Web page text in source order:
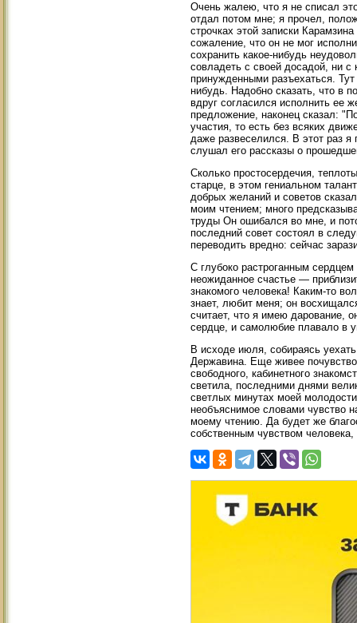
Очень жалею, что я не списал
отдал потом мне; я прочел,
строчках этой записки
сожаление, что он не мог
сохранить какое-нибудь
совладеть с своей досадой, ни с
принужденными разъехаться.
нибудь. Надобно сказать, что в
вдруг согласился исполнить ее
предложение, наконец сказал:
участия, то есть без всяких
даже развеселился. В этот раз
слушал его рассказы о
Сколько простосердечия,
старце, в этом гениальном
добрых желаний и советов
моим чтением; много
труды Он ошибался во мне, и
последний совет состоял в
переводить вредно: сейчас
С глубоко растроганным
неожиданное счастье —
знакомого человека! Каким-то
знает, любит меня; он
считает, что я имею дарование,
сердце, и самолюбие плавало в
В исходе июля, собираясь
Державина. Еще живее
свободного, кабинетного
светила, последними днями
светлых минутах моей
необъяснимое словами чувство
моему чтению. Да будет же
собственным чувством